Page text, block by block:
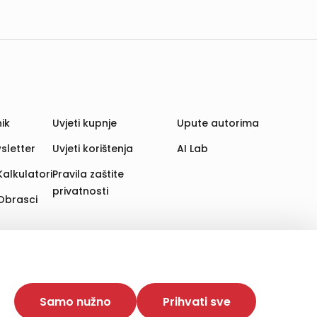
Time poboljšavamo korisničko iskustvo,
web stranica i uređaja u tu svrhu. Naši partneri
Opcija „Prihvati sve“ omogućuje postavljanje i
Samo nužno Prihvati sve
Uvjeti kupnje
Uvjeti korištenja
Pravila zaštite
privatnosti
Upute autorima
AI Lab